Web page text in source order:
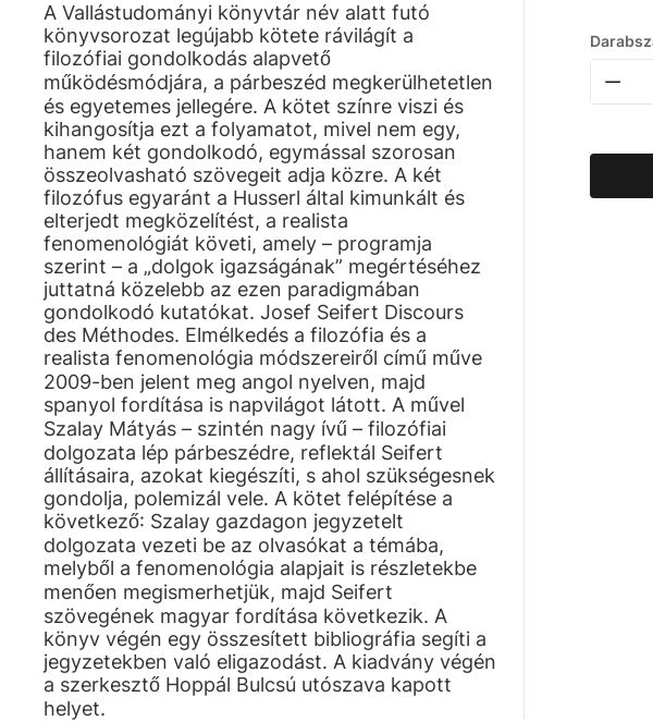
A Vallástudományi könyvtár név alatt futó
könyvsorozat legújabb kötete rávilágít a
filozófiai gondolkodás alapvető
működésmódjára, a párbeszéd megkerülhetetlen
és egyetemes jellegére. A kötet színre viszi és
kihangosítja ezt a folyamatot, mivel nem egy,
hanem két gondolkodó, egymással szorosan
összeolvasható szövegeit adja közre. A két
filozófus egyaránt a Husserl által kimunkált és
elterjedt megközelítést, a realista
fenomenológiát követi, amely – programja
szerint – a „dolgok igazságának” megértéséhez
juttatná közelebb az ezen paradigmában
gondolkodó kutatókat. Josef Seifert Discours
des Méthodes. Elmélkedés a filozófia és a
realista fenomenológia módszereiről című műve
2009-ben jelent meg angol nyelven, majd
spanyol fordítása is napvilágot látott. A művel
Szalay Mátyás – szintén nagy ívű – filozófiai
dolgozata lép párbeszédre, reflektál Seifert
állításaira, azokat kiegészíti, s ahol szükségesnek
gondolja, polemizál vele. A kötet felépítése a
következő: Szalay gazdagon jegyzetelt
dolgozata vezeti be az olvasókat a témába,
melyből a fenomenológia alapjait is részletekbe
menően megismerhetjük, majd Seifert
szövegének magyar fordítása következik. A
könyv végén egy összesített bibliográfia segíti a
jegyzetekben való eligazodást. A kiadvány végén
a szerkesztő Hoppál Bulcsú utószava kapott
helyet.